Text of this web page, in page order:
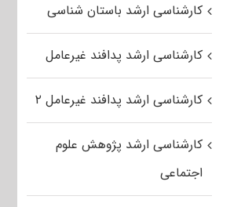
کارشناسی ارشد باستان شناسی
کارشناسی ارشد پدافند غیرعامل
کارشناسی ارشد پدافند غیرعامل ۲
کارشناسی ارشد پژوهش علوم
اجتماعی